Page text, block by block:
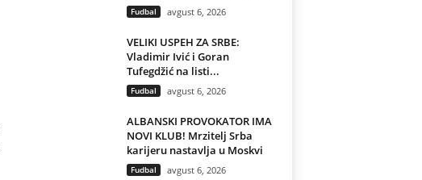
Fudbal avgust 6, 2026
VELIKI USPEH ZA SRBE:
Vladimir Ivić i Goran
Tufegdžić na listi...
Fudbal avgust 6, 2026
ALBANSKI PROVOKATOR IMA
NOVI KLUB! Mrzitelj Srba
karijeru nastavlja u Moskvi
Fudbal avgust 6, 2026